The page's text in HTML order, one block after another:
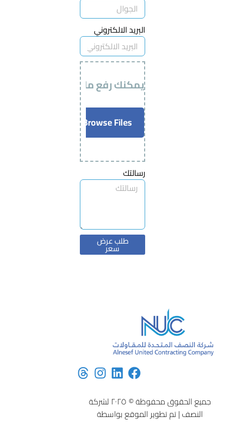
البريد الالكتروني
يمكنك رفع ملف AutoCAD / PDF الخاص بالمشروع لإرسال طلب التسعير.
Browse Files
رسالتك
طلب عرض
سعر
جميع الحقوق محفوظة © ٢٠٢٥ لشركة
النصف | تم تطوير الموقع بواسطة